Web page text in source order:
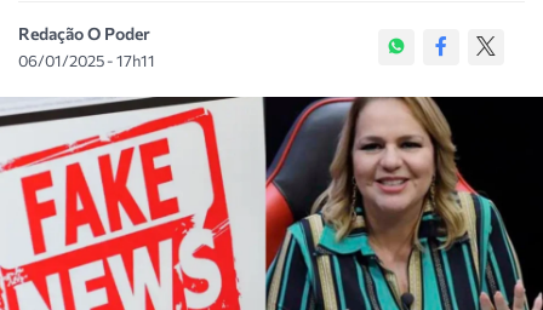
Redação O Poder
06/01/2025 - 17h11